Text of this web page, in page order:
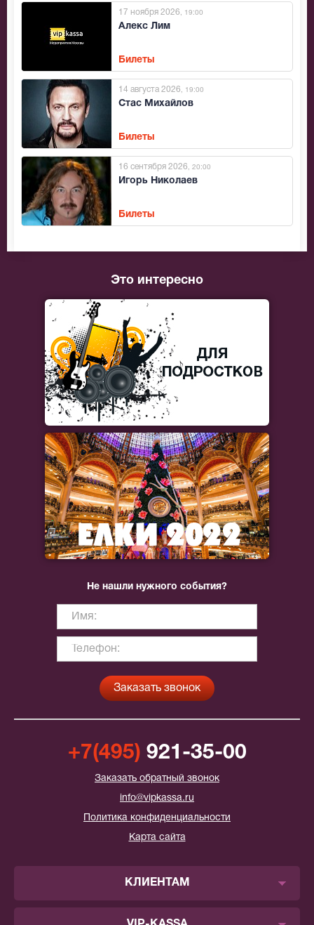
Алекс Лим
17 ноября 2026 , 19:00
Билеты
Стас Михайлов
14 августа 2026 , 19:00
Билеты
Игорь Николаев
16 сентября 2026 , 20:00
Билеты
Это интересно
Не нашли нужного события?
+7(495) 921-35-00
Заказать обратный звонок
info@vipkassa.ru
Политика конфиденциальности
Карта сайта
КЛИЕНТАМ